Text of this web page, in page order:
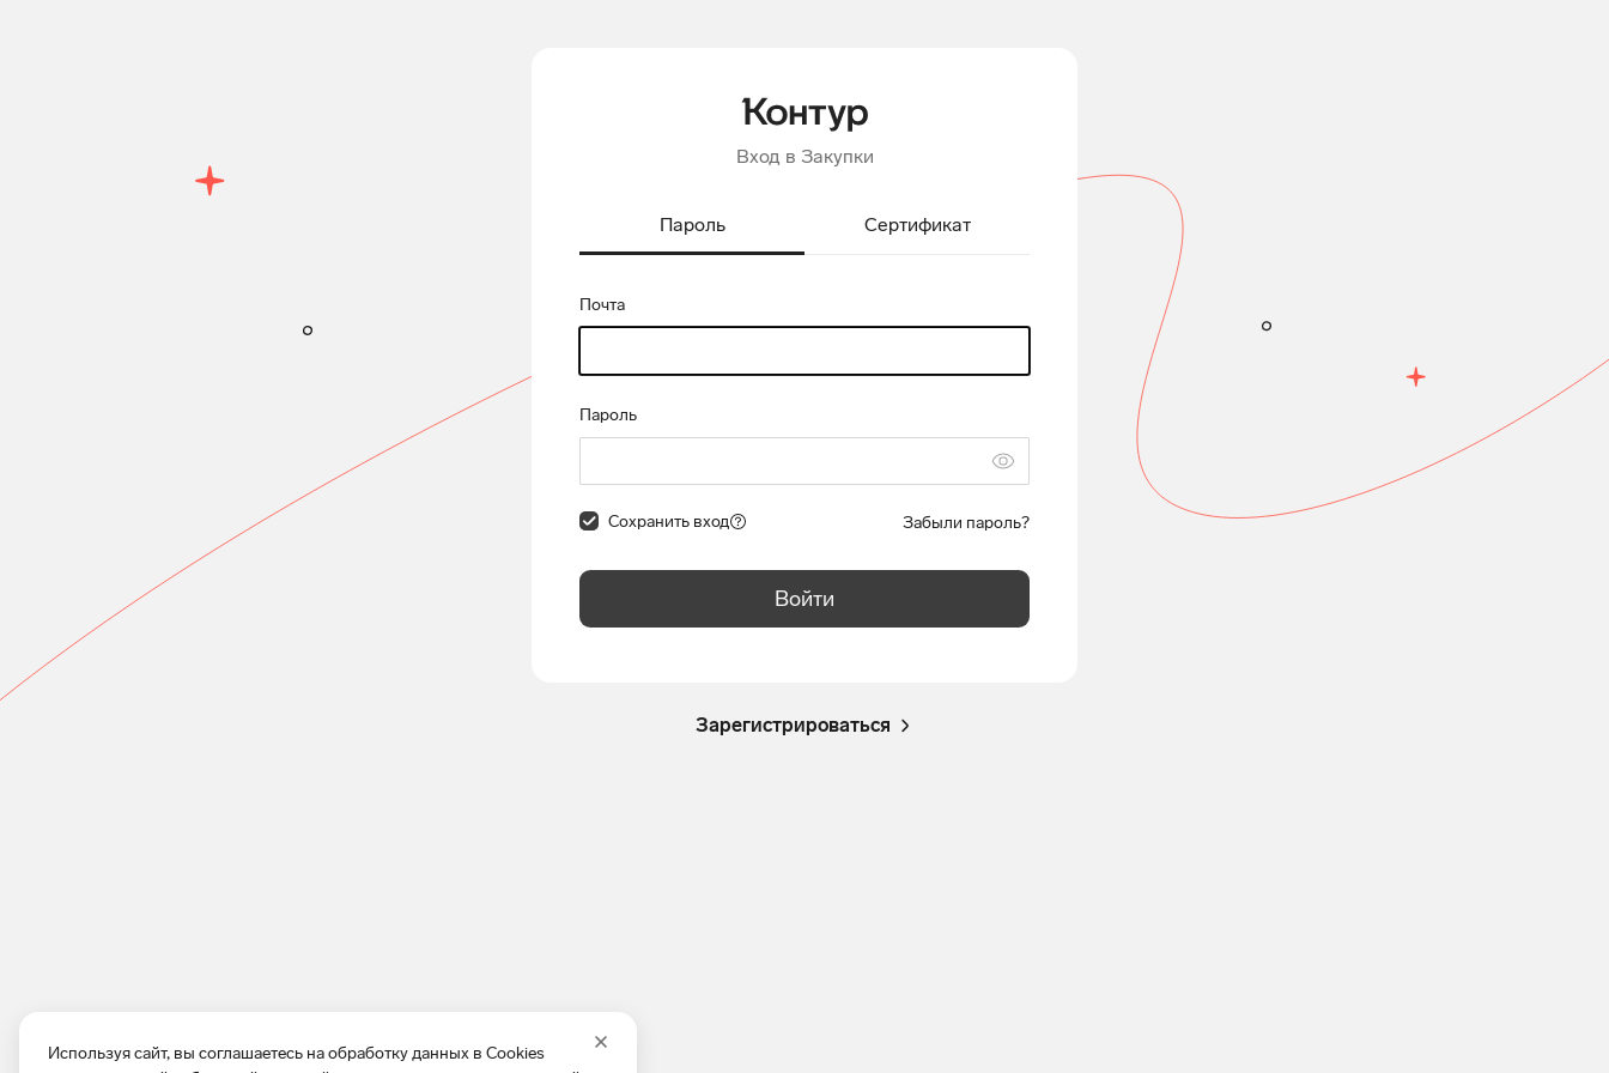
Используя сайт, вы соглашаетесь на обработку данных в Cookies
Вход в Закупки
Пароль Сертификат
Почта
Пароль
Сохранить вход Забыли пароль?
Войти
Зарегистрироваться